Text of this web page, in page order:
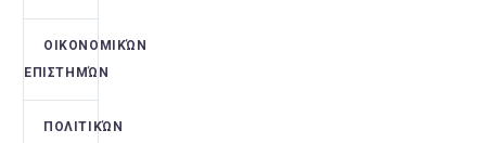
ΟΙΚΟΝΟΜΙΚΏΝ
ΕΠΙΣΤΗΜΏΝ
ΠΟΛΙΤΙΚΏΝ